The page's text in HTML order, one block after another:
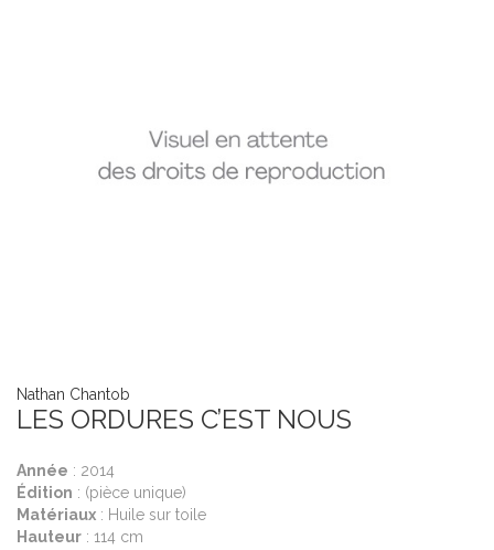
Nathan Chantob
LES ORDURES C’EST NOUS
Année : 2014
Édition : (pièce unique)
Matériaux : Huile sur toile
Hauteur : 114 cm